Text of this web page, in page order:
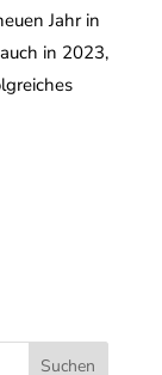
Jahr in
in 2023,